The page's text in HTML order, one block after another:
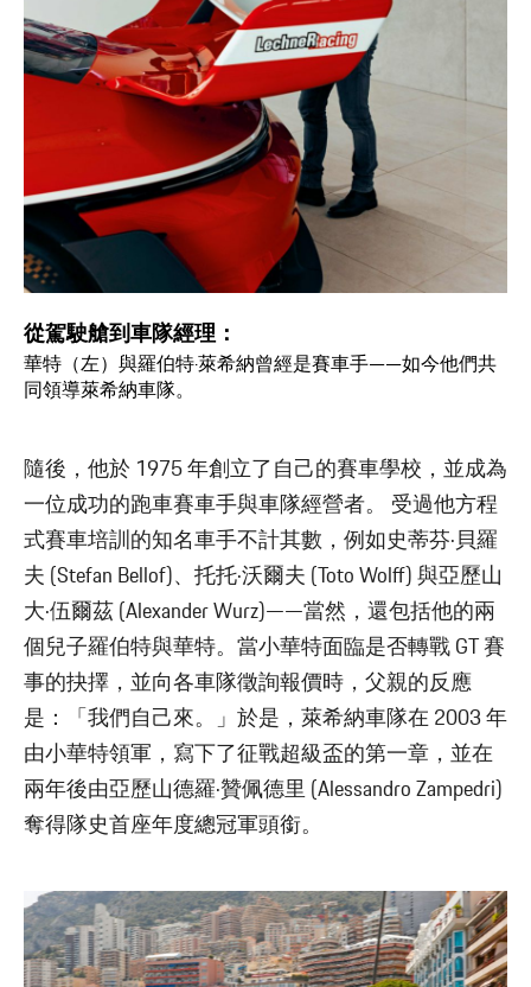
從駕駛艙到車隊經理：
華特（左）與羅伯特·萊希納曾經是賽車手——如今他們共
同領導萊希納車隊。
隨後，他於 1975 年創立了自己的賽車學校，並成為
一位成功的跑車賽車手與車隊經營者。 受過他方程
式賽車培訓的知名車手不計其數，例如史蒂芬·貝羅
夫 (Stefan Bellof)、托托·沃爾夫 (Toto Wolff) 與亞歷山
大·伍爾茲 (Alexander Wurz)——當然，還包括他的兩
個兒子羅伯特與華特。當小華特面臨是否轉戰 GT 賽
事的抉擇，並向各車隊徵詢報價時，父親的反應
是：「我們自己來。」於是，萊希納車隊在 2003 年
由小華特領軍，寫下了征戰超級盃的第一章，並在
兩年後由亞歷山德羅·贊佩德里 (Alessandro Zampedri)
奪得隊史首座年度總冠軍頭銜。